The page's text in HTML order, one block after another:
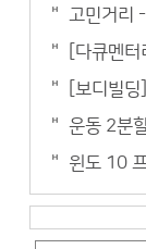
고민거리
[다큐멘
[보디빌
운동 2분
윈도 10